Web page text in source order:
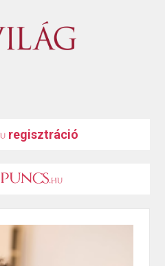
regisztráció